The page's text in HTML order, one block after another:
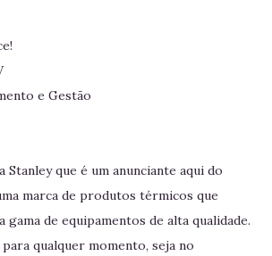
e Gestão
Stanley que é um anunciante aqui do
marca de produtos térmicos que
gama de equipamentos de alta qualidade.
qualquer momento, seja no